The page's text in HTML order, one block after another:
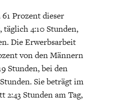
Prozent dieser
4:10 Stunden,
Die Erwerbsarbeit
von den Männern
Stunden, bei den
Sie beträgt im
2:43 Stunden am Tag,